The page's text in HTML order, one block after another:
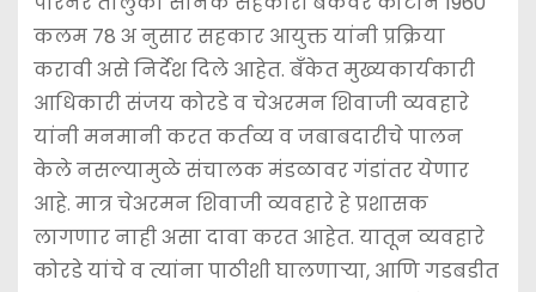
कलम 78 अ नुसार सहकार आयुक्त यांनी प्रक्रिया
करावी असे निर्देश दिले आहेत. बँकेत मुख्यकार्यकारी
आधिकारी संजय कोरडे व चेअरमन शिवाजी व्यवहारे
यांनी मनमानी करत कर्तव्य व जबाबदारीचे पालन
केले नसल्यामुळे संचालक मंडळावर गंडांतर येणार
आहे. मात्र चेअरमन शिवाजी व्यवहारे हे प्रशासक
लागणार नाही असा दावा करत आहेत. यातून व्यवहारे
कोरडे यांचे व त्यांना पाठीशी घालणार्‍या, आणि गडबडीत